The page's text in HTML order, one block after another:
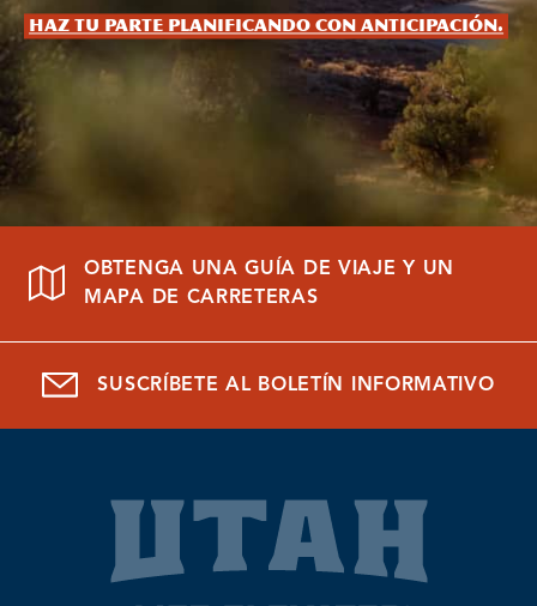
Haz tu parte planificando con anticipación.
OBTENGA UNA GUÍA DE VIAJE Y UN
MAPA DE CARRETERAS
SUSCRÍBETE AL BOLETÍN INFORMATIVO